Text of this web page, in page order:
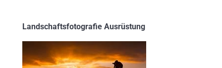
Landschaftsfotografie Ausrüstung